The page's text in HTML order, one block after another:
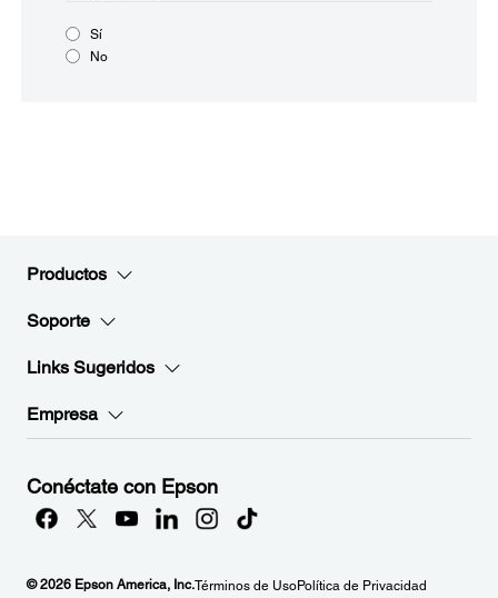
Sí
No
Productos
Soporte
Links Sugeridos
Empresa
Conéctate con Epson
© 2026 Epson America, Inc.Términos de UsoPolítica de Privacidad